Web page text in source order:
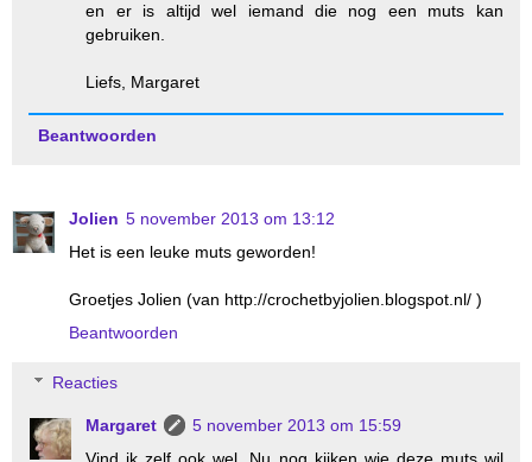
en er is altijd wel iemand die nog een muts kan
gebruiken.
Liefs, Margaret
Beantwoorden
Jolien 5 november 2013 om 13:12
Het is een leuke muts geworden!
Groetjes Jolien (van http://crochetbyjolien.blogspot.nl/ )
Beantwoorden
Reacties
Margaret
5 november 2013 om 15:59